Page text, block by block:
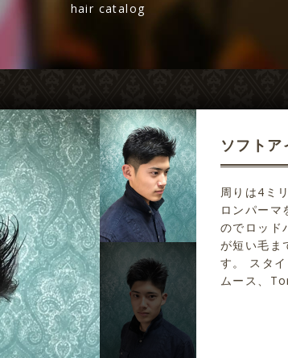
hair catalog
ソフトア
周りは4ミ
ロンパーマ
のでロッド
が短い毛ま
す。 スタ
ムース、